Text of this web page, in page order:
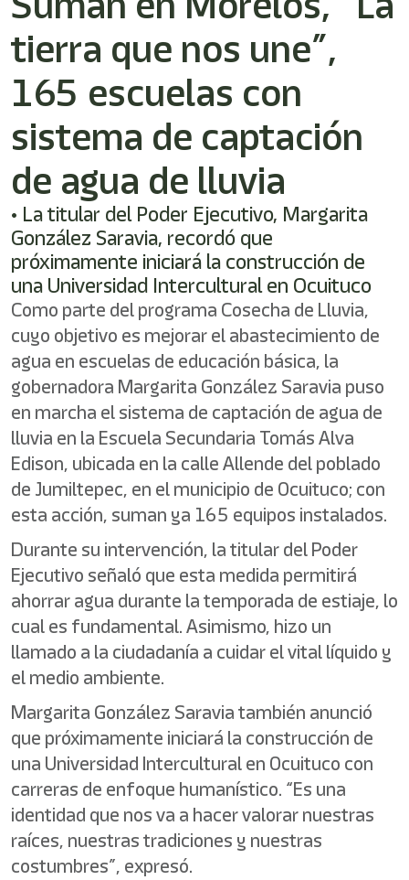
Este
acceso
directo
lector
de
pantalla
ayudarle
navegar
interactuar
con
contenido.
tierra que nos une”,
165 escuelas con
sistema de captación
de agua de lluvia
• La titular del Poder Ejecutivo, Margarita
González Saravia, recordó que
próximamente iniciará la construcción de
una Universidad Intercultural en Ocuituco
Como parte del programa Cosecha de Lluvia,
cuyo objetivo es mejorar el abastecimiento de
agua en escuelas de educación básica, la
gobernadora Margarita González Saravia puso
en marcha el sistema de captación de agua de
lluvia en la Escuela Secundaria Tomás Alva
Edison, ubicada en la calle Allende del poblado
de Jumiltepec, en el municipio de Ocuituco; con
esta acción, suman ya 165 equipos instalados.
Durante su intervención, la titular del Poder
Ejecutivo señaló que esta medida permitirá
ahorrar agua durante la temporada de estiaje, lo
cual es fundamental. Asimismo, hizo un
llamado a la ciudadanía a cuidar el vital líquido y
el medio ambiente.
Margarita González Saravia también anunció
que próximamente iniciará la construcción de
una Universidad Intercultural en Ocuituco con
carreras de enfoque humanístico. “Es una
identidad que nos va a hacer valorar nuestras
raíces, nuestras tradiciones y nuestras
costumbres”, expresó.